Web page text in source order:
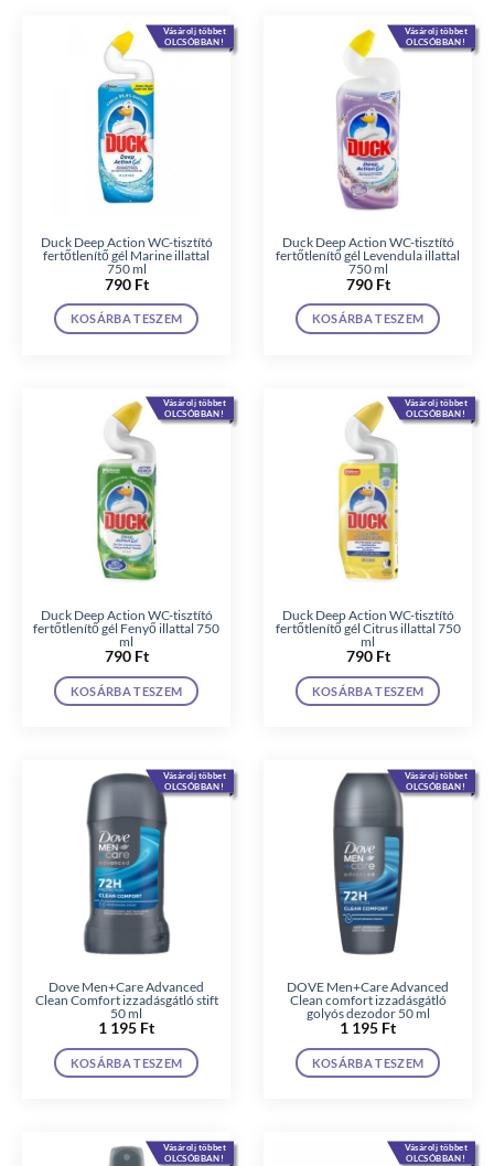
Vásárolj többet
OLCSÓBBAN!
Duck Deep Action WC-tisztító
fertőtlenítő gél Marine illattal
750 ml
790 Ft
KOSÁRBA TESZEM
Vásárolj többet
OLCSÓBBAN!
Duck Deep Action WC-tisztító
fertőtlenítő gél Levendula illattal
750 ml
790 Ft
KOSÁRBA TESZEM
Vásárolj többet
OLCSÓBBAN!
Duck Deep Action WC-tisztító
fertőtlenítő gél Fenyő illattal 750
ml
790 Ft
KOSÁRBA TESZEM
Vásárolj többet
OLCSÓBBAN!
Duck Deep Action WC-tisztító
fertőtlenítő gél Citrus illattal 750
ml
790 Ft
KOSÁRBA TESZEM
Vásárolj többet
OLCSÓBBAN!
Dove Men+Care Advanced
Clean Comfort izzadásgátló stift
50 ml
1 195 Ft
KOSÁRBA TESZEM
Vásárolj többet
OLCSÓBBAN!
DOVE Men+Care Advanced
Clean comfort izzadásgátló
golyós dezodor 50 ml
1 195 Ft
KOSÁRBA TESZEM
Vásárolj többet
OLCSÓBBAN!
Vásárolj többet
OLCSÓBBAN!